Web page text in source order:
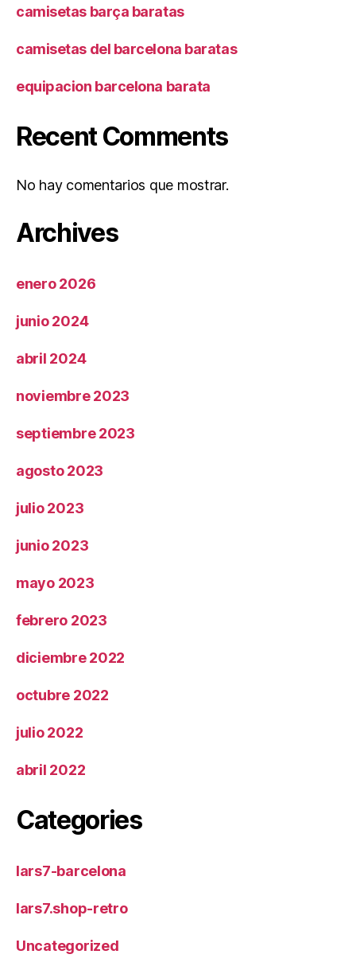
camisetas barça baratas
camisetas del barcelona baratas
equipacion barcelona barata
Recent Comments
No hay comentarios que mostrar.
Archives
enero 2026
junio 2024
abril 2024
noviembre 2023
septiembre 2023
agosto 2023
julio 2023
junio 2023
mayo 2023
febrero 2023
diciembre 2022
octubre 2022
julio 2022
abril 2022
Categories
lars7-barcelona
lars7.shop-retro
Uncategorized